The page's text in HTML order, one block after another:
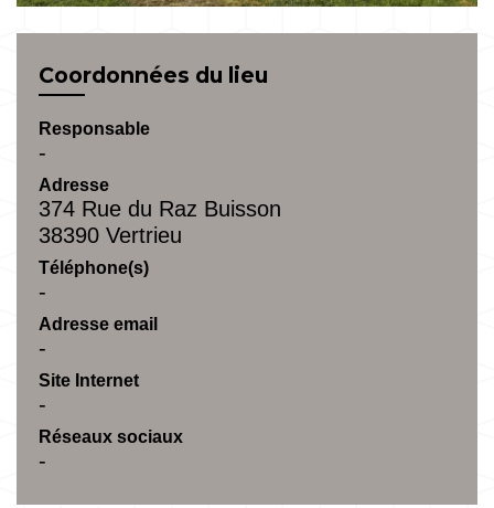
Coordonnées du lieu
Responsable
-
Adresse
374 Rue du Raz Buisson
38390 Vertrieu
Téléphone(s)
-
Adresse email
-
Site Internet
-
Réseaux sociaux
-